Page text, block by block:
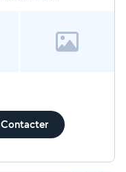
Contacter